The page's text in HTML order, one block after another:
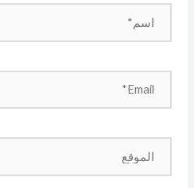
اسم*
Email*
الموقع